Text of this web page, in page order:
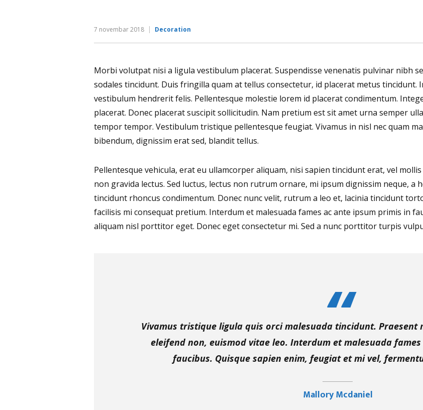
7 novembar 2018 Decoration
Morbi volutpat nisi a ligula vestibulum placerat. Suspendisse venenatis pulvinar nibh
sodales tincidunt. Duis fringilla quam at tellus consectetur, id placerat metus tincidunt.
vestibulum hendrerit felis. Pellentesque molestie lorem id placerat condimentum.
placerat. Donec placerat suscipit sollicitudin. Nam pretium est sit amet urna semper
tempor tempor. Vestibulum tristique pellentesque feugiat. Vivamus in nisl nec quam
bibendum, dignissim erat sed, blandit tellus.
Pellentesque vehicula, erat eu ullamcorper aliquam, nisi sapien tincidunt erat, vel
non gravida lectus. Sed luctus, lectus non rutrum ornare, mi ipsum dignissim neque, a
tincidunt rhoncus condimentum. Donec nunc velit, rutrum a leo et, lacinia tincidunt
facilisis mi consequat pretium. Interdum et malesuada fames ac ante ipsum primis in
aliquam nisl porttitor eget. Donec eget consectetur mi. Sed a nunc porttitor turpis
Vivamus tristique ligula quis orci malesuada tincidunt. Praesent
eleifend non, euismod vitae leo. Interdum et malesuada
faucibus. Quisque sapien enim, feugiat et mi vel,
Mallory Mcdaniel